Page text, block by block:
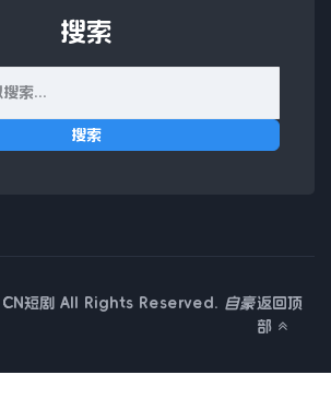
搜索
搜索
短剧 All Rights Reserved.
自豪返回顶
部